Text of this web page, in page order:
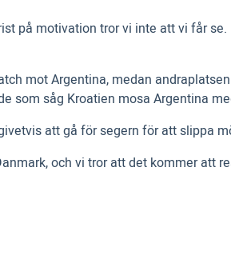
på motivation tror vi inte att vi får
mot Argentina, medan
som såg Kroatien mosa Argentina
att gå för segern för att slippa
och vi tror att det kommer att